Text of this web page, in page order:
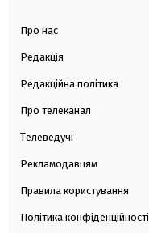
Про нас
Редакція
Редакційна політика
Про телеканал
Телеведучі
Рекламодавцям
Правила користування
Політика конфіденційності